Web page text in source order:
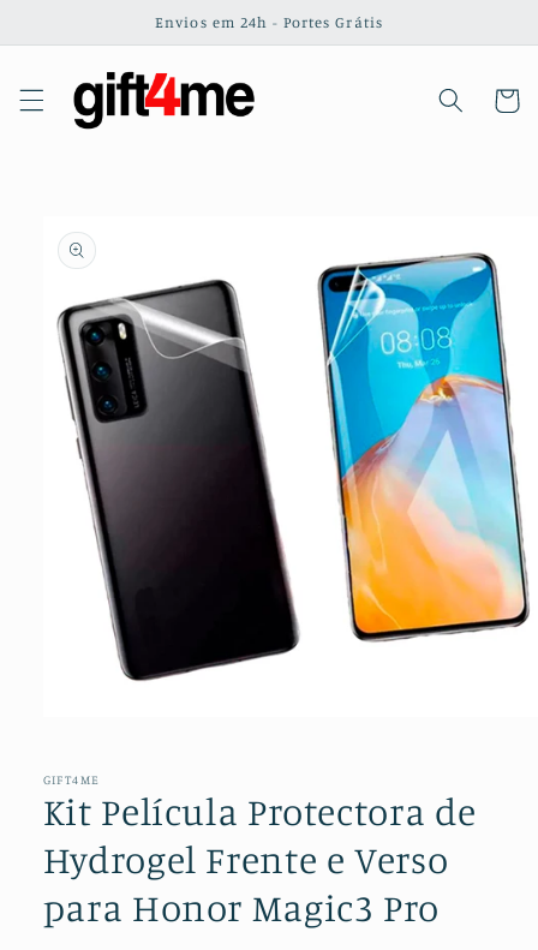
conteúdo
Envios em 24h - Portes Grátis
informação
do produto
1
modal
GIFT4ME
Kit Película Protectora de
Hydrogel Frente e Verso
para Honor Magic3 Pro